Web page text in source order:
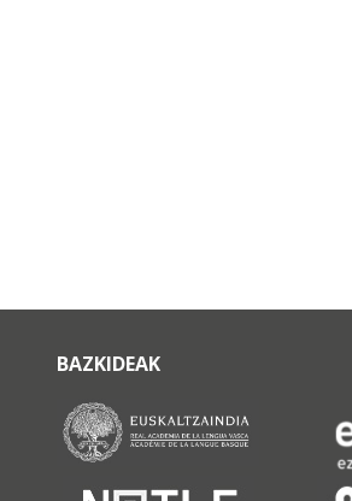
BAZKIDEAK